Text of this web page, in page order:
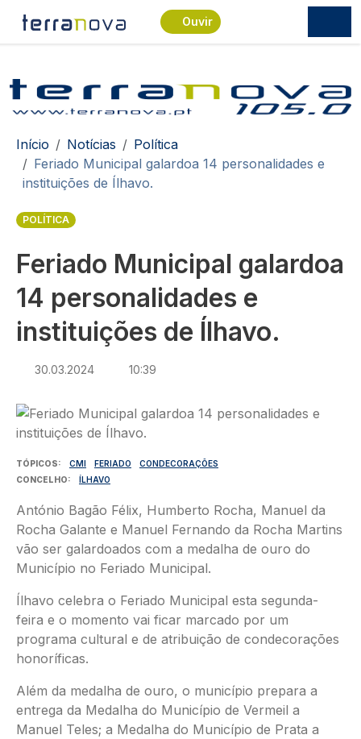
Passar para o conteúdo principal
Ouvir
Navegação estrutural
Início Notícias
Política
Feriado Municipal galardoa 14 personalidades e
instituições de Ílhavo.
POLÍTICA
Feriado Municipal galardoa
14 personalidades e
instituições de Ílhavo.
30.03.2024 10:39
Imagem
TÓPICOS CMI FERIADO
CONDECORAÇÕES
CONCELHO
ÍLHAVO
António Bagão Félix, Humberto Rocha, Manuel da
Rocha Galante e Manuel Fernando da Rocha Martins
vão ser galardoados com a medalha de ouro do
Município no Feriado Municipal.
Ílhavo celebra o Feriado Municipal esta segunda-
feira e o momento vai ficar marcado por um
programa cultural e de atribuição de condecorações
honoríficas.
Além da medalha de ouro, o município prepara a
entrega da Medalha do Município de Vermeil a
Manuel Teles; a Medalha do Município de Prata a